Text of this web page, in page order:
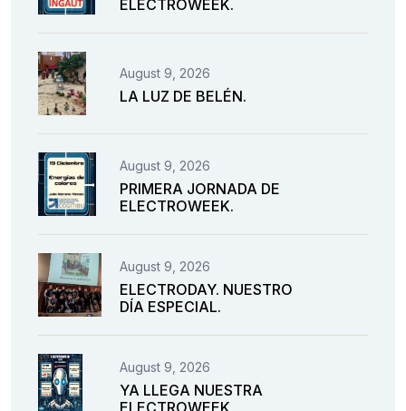
ELECTROWEEK.
August 9, 2026
LA LUZ DE BELÉN.
August 9, 2026
PRIMERA JORNADA DE
ELECTROWEEK.
August 9, 2026
ELECTRODAY. NUESTRO
DÍA ESPECIAL.
August 9, 2026
YA LLEGA NUESTRA
ELECTROWEEK